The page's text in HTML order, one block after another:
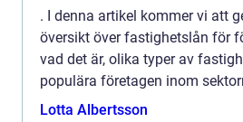
. I denna artikel kommer vi att
översikt över fastighetslån för
vad det är, olika typer av
populära företagen inom
mätningar för att ge en klar
Lotta Albertsson